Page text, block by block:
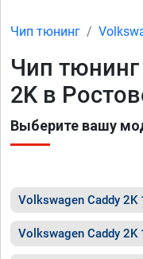
Чип тюнинг
Чип тюнинг
2K в
Выберите вашу
Volkswagen Caddy 2K
Volkswagen Caddy 2K